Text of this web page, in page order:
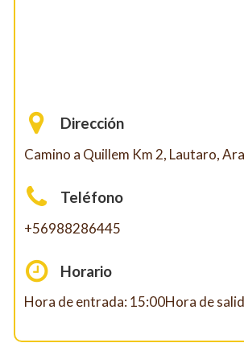
Dirección
Camino a Quillem Km 2, Lautaro,
Teléfono
+56988286445
Horario
Hora de entrada: 15:00Hora de